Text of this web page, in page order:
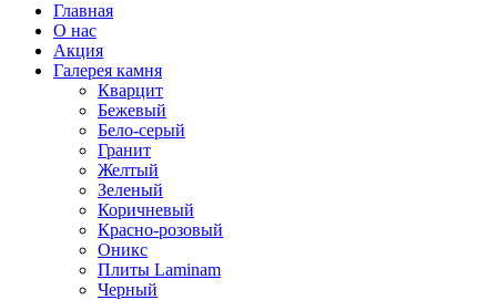
Главная
О нас
Акция
Галерея камня
Кварцит
Бежевый
Бело-серый
Гранит
Желтый
Зеленый
Коричневый
Красно-розовый
Оникс
Плиты Laminam
Черный